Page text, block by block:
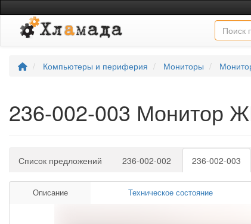
Компьютеры и периферия Мониторы
236-002-003 Монитор
Список предложений 236-002-002 236-002-003
Описание Техническое состояние